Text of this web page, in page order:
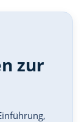
zur